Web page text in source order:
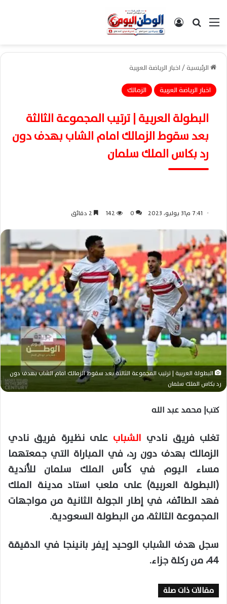
القائمةبحث عن تسجيل الدخول
الرئيسية/اخبار الرياضة العربية
اخبار الرياضة العربية
الزمالك
البطولة العربية | ترتيب المجموعة الثالثة
بعد سقوط الزمالك امام الشاب بهدف دون
رد بكاس الملك سلمان
7:41 م31 يوليو، 2023 0
142
البطولة العربية | ترتيب المجموعة الثالثة بعد سقوط الزمالك امام الشاب بهدف دون
رد بكاس الملك سلمان
كتب| محمد عبد الله
تغلب فريق نادي الشباب على نظيرة فريق نادي
الزمالك بهدف دون رد، في المباراة التي جمعتهما
مساء اليوم في كأس الملك سلمان للأندية
(البطولة العربية) على ملعب استاد مدينة الملك
فهد الطائف، في إطار الجولة الثانية من مواجهات
المجموعة الثالثة، من البطولة السعودية.
سجل هدف الشباب الوحيد إيفر بانينجا في الدقيقة
44، من ركلة جزاء.
مقالات ذات صلة